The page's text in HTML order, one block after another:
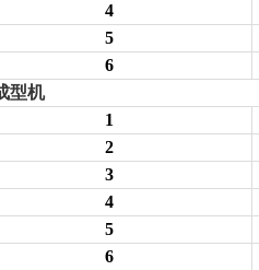
4
5
6
型机
1
2
3
4
5
6